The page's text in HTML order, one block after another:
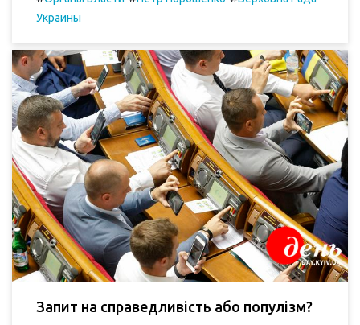
Украины
Запит на справедливість або популізм?